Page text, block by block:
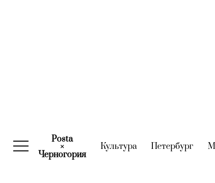
Posta
×
Черногория(current)
Культура(current)
Петербург